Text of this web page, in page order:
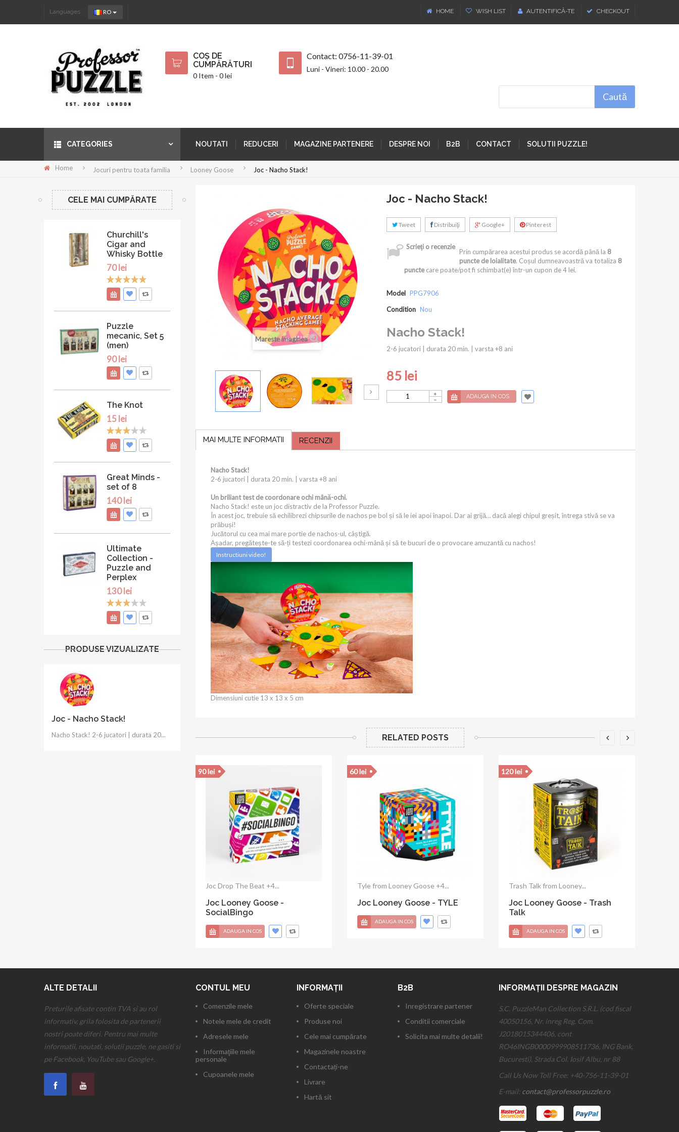
HOME WISH LIST AUTENTIFICĂ-TE CHECKOUT
Languages : RO
COȘ DE
CUMPĂRĂTURI
0 Item - 0 lei
Contact: 0756-11-39-01
Luni - Vineri: 10.00 - 20.00
Caută
CATEGORIES NOUTATI REDUCERI MAGAZINE PARTENERE DESPRE NOI B2B CONTACT SOLUTII PUZZLE!
Home Jocuri pentru toata familia Looney Goose Joc - Nacho Stack!
CELE MAI CUMPĂRATE
Churchill's
Cigar and
Whisky Bottle
70 lei
Puzzle
mecanic, Set 5
(men)
90 lei
The Knot
15 lei
Great Minds -
set of 8
140 lei
Ultimate
Collection -
Puzzle and
Perplex
130 lei
PRODUSE VIZUALIZATE
Joc - Nacho Stack!
Nacho Stack! 2-6 jucatori | durata 20...
Mareste imaginea
Joc - Nacho Stack!
Tweet Distribuiţi Google+ Pinterest
Scrieţi o recenzie
Prin cumpărarea acestui produs se acordă până la 8
puncte de loialitate. Coșul dumneavoastră va totaliza 8
punctecare poate/pot fi schimbat(e) într-un cupon de4 lei.
Model PPG7906
Condition Nou
Nacho Stack!
2-6 jucatori | durata 20 min. | varsta +8 ani
85 lei
ADAUGA IN COS
MAI MULTE INFORMATII RECENZII
Nacho Stack!
2-6 jucatori | durata 20 min. | varsta +8 ani
Un briliant test de coordonare ochi mână-ochi.
Nacho Stack! este un joc distractiv de la Professor Puzzle.
În acest joc, trebuie să echilibrezi chipsurile de nachos pe bol și să le iei apoi înapoi. Dar ai grijă… dacă alegi chipul greșit, întrega stivă se va
prăbuși!
Jucătorul cu cea mai mare portie de nachos-ul, câștigă.
Așadar, pregătește-te să-ți testezi coordonarea ochi-mână și să te bucuri de o provocare amuzantă cu nachos!
Instructiuni video!
Dimensiuni cutie 13 x 13 x 5 cm
RELATED POSTS
Joc Drop The Beat +4...
Joc Looney Goose -
SocialBingo
90 lei
ADAUGA IN COS
Tyle from Looney Goose +4...
Joc Looney Goose - TYLE
60 lei
ADAUGA IN COS
Trash Talk from Looney...
Joc Looney Goose - Trash
Talk
120 lei
ADAUGA IN COS
ALTE DETALII
Preturile afisate contin TVA si au rol
informativ, grila folosita de partenerii
nostri poate diferi. Pentru mai multe
informatii, noutati, solutii puzzle, ne gasiti si
pe Facebook, YouTube sau Google+.
CONTUL MEU
Comenzile mele
Notele mele de credit
Adresele mele
Informaţiile mele
personale
Cupoanele mele
INFORMAŢII
Oferte speciale
Produse noi
Cele mai cumpărate
Magazinele noastre
Contactați-ne
Livrare
Hartă sit
B2B
Inregistrare partener
Conditii comerciale
Solicita mai multe detalii!
INFORMAȚII DESPRE MAGAZIN
S.C. PuzzleMan Collection S.R.L. (cod fiscal
40050156, Nr. inreg Reg. Com.
J2018015344406, cont
RO46INGB0000999908511736, ING Bank,
Bucuresti), Strada Col. Iosif Albu, nr 88
Call Us Now Toll Free: +40-756-11-39-01
E-mail: contact@professorpuzzle.ro